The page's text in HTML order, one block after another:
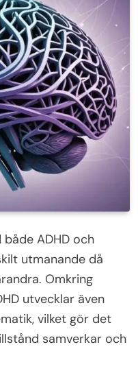
ADHD och
utmanande då
Omkring
utvecklar även
vilket gör det
samverkar och